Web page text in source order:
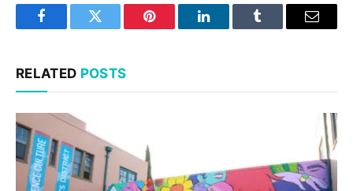
FacebookTwitter Pinterest LinkedInTumblr Email
RELATED POSTS